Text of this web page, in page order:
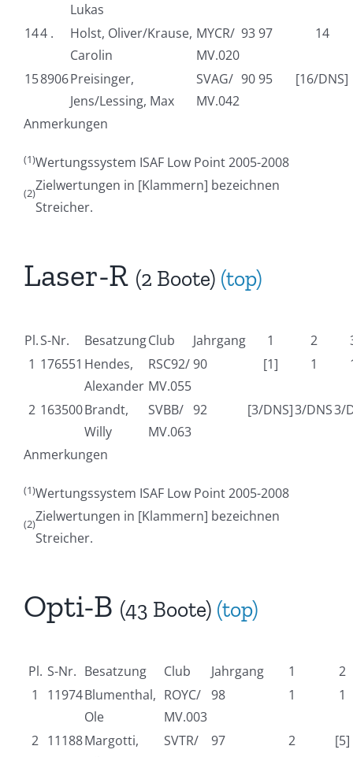
Lukas
144 .
Holst, Oliver/Krause,
Carolin
MYCR/
MV.020
93 97 14
158906Preisinger,
Jens/Lessing, Max
SVAG/
MV.042
90 95 [16/DNS]
Anmerkungen
(1)Wertungssystem ISAF Low Point 2005-2008
(2)Zielwertungen in [Klammern] bezeichnen
Streicher.
Laser-R (2 Boote) (top)
Pl.S-Nr. BesatzungClub Jahrgang 1 2
1 176551 Hendes,
Alexander
RSC92/
MV.055
90 [1] 1
2 163500Brandt,
Willy
SVBB/
MV.063
92 [3/DNS]3/DNS3/
Anmerkungen
(1)Wertungssystem ISAF Low Point 2005-2008
(2)Zielwertungen in [Klammern] bezeichnen
Streicher.
Opti-B (43 Boote) (top)
Pl. S-Nr. Besatzung Club Jahrgang 1
2
1
11974Blumenthal,
Ole
ROYC/
MV.003
98 1 1
2 11188Margotti,
SVTR/
97 2 [5]